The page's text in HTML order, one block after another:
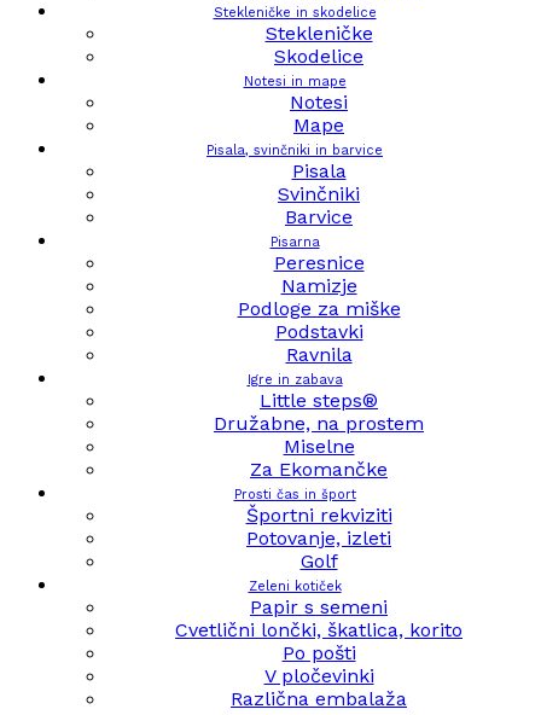
Stekleničke in skodelice
Stekleničke
Skodelice
Notesi in mape
Notesi
Mape
Pisala, svinčniki in barvice
Pisala
Svinčniki
Barvice
Pisarna
Peresnice
Namizje
Podloge za miške
Podstavki
Ravnila
Igre in zabava
Little steps®
Družabne, na prostem
Miselne
Za Ekomančke
Prosti čas in šport
Športni rekviziti
Potovanje, izleti
Golf
Zeleni kotiček
Papir s semeni
Cvetlični lončki, škatlica, korito
Po pošti
V pločevinki
Različna embalaža